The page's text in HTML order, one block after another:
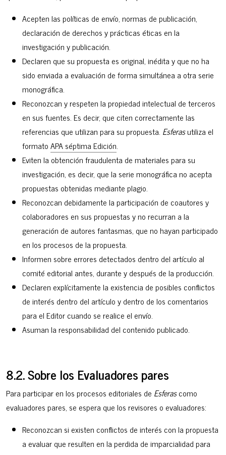
Acepten las políticas de envío, normas de publicación,
declaración de derechos y prácticas éticas en la
investigación y publicación.
Declaren que su propuesta es original, inédita y que no ha
sido enviada a evaluación de forma simultánea a otra serie
monográfica.
Reconozcan y respeten la propiedad intelectual de terceros
en sus fuentes. Es decir, que citen correctamente las
referencias que utilizan para su propuesta. Esferasutiliza el
formatoAPA séptima Edición.
Eviten la obtención fraudulenta de materiales para su
investigación, es decir, que la serie monográfica no acepta
propuestas obtenidas mediante plagio.
Reconozcan debidamente la participación de coautores y
colaboradores en sus propuestas y no recurran a la
generación de autores fantasmas, que no hayan participado
en los procesos de la propuesta.
Informen sobre errores detectados dentro del artículo al
comité editorial antes, durante y después de la producción.
Declaren explícitamente la existencia de posibles conflictos
de interés dentro del artículo y dentro de los comentarios
para el Editor cuando se realice el envío.
Asuman la responsabilidad del contenido publicado.
8.2. Sobre los Evaluadores pares
Para participar en los procesos editoriales de Esferascomo
evaluadores pares, se espera que los revisores o evaluadores:
Reconozcan si existen conflictos de interés con la propuesta
a evaluar que resulten en la perdida de imparcialidad para